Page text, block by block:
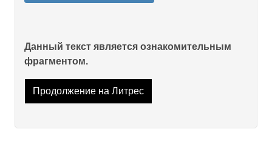
Данный текст является ознакомительным
фрагментом.
Продолжение на Литрес